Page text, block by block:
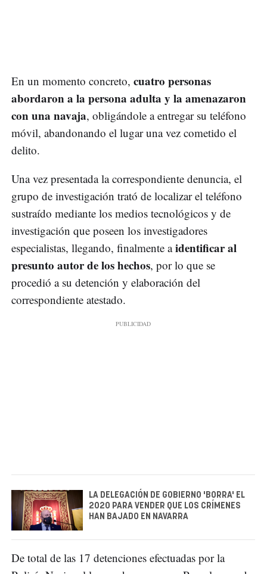
En un momento concreto, cuatro personas
abordaron a la persona adulta y la amenazaron
con una navaja, obligándole a entregar su teléfono
móvil, abandonando el lugar una vez cometido el
delito.
Una vez presentada la correspondiente denuncia, el
grupo de investigación trató de localizar el teléfono
sustraído mediante los medios tecnológicos y de
investigación que poseen los investigadores
especialistas, llegando, finalmente aidentificar al
presunto autor de los hechos, por lo que se
procedió a su detención y elaboración del
correspondiente atestado.
LA DELEGACIÓN DE GOBIERNO 'BORRA' EL
2020 PARA VENDER QUE LOS CRÍMENES
HAN BAJADO EN NAVARRA
De total de las 17 detenciones efectuadas por la